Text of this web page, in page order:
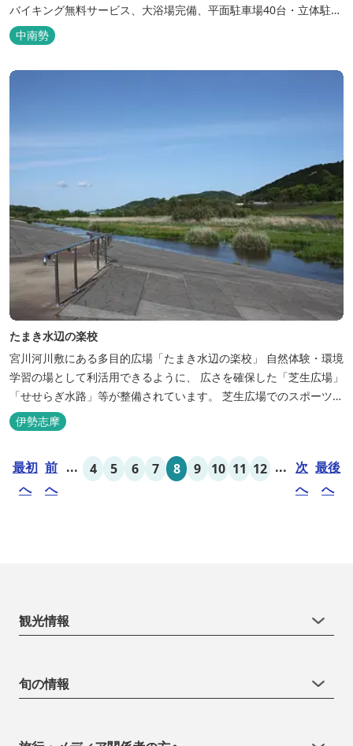
バイキング無料サービス、大浴場完備、平面駐車場40台・立体駐車
場34台、全室Wi-Fi完備。ビジネスにも観光にもご利用頂ける快適
なホテルライフをご提供します。
中南勢
たまき水辺の楽校
宮川河川敷にある多目的広場「たまき水辺の楽校」 自然体験・環境
学習の場として利活用できるように、 広さを確保した「芝生広場」
「せせらぎ水路」等が整備されています。 芝生広場でのスポーツや
バーベキューはもちろん、 車での乗り入れも可能なため、オートキ
ャンプなどもお楽しみいただけます！ 火災防止のため、バーベキュ
使...
伊勢志摩
最初
へ
前
へ
... 4 5 6 7 8 9 10 11 12 ... 次
へ
最後
へ
観光情報
旬の情報